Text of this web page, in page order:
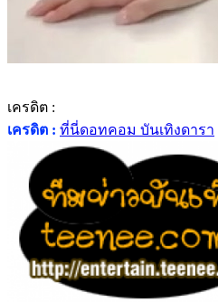
เครดิต :
เครดิต : ที่นี่ดอทคอม บันเทิงดารา